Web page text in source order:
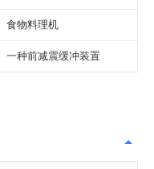
食物料理机
一种前减震缓冲装置